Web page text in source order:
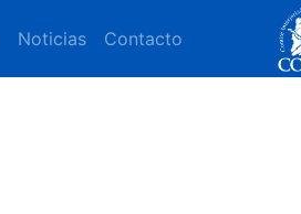
Noticias Contacto